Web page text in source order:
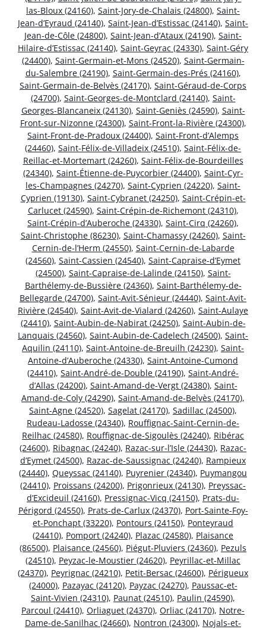
las-Bloux (24160), Saint-Jory-de-Chalais (24800), Saint-
Jean-d’Eyraud (24140), Saint-Jean-d’Estissac (24140), Saint-
Jean-de-Côle (24800), Saint-Jean-d’Ataux (24190), Saint-
Hilaire-d’Estissac (24140), Saint-Geyrac (24330), Saint-Géry
(24400), Saint-Germain-et-Mons (24520), Saint-Germain-
du-Salembre (24190), Saint-Germain-des-Prés (24160),
Saint-Germain-de-Belvès (24170), Saint-Géraud-de-Corps
(24700), Saint-Georges-de-Montclard (24140), Saint-
Georges-Blancaneix (24130), Saint-Geniès (24590), Saint-
Front-sur-Nizonne (24300), Saint-Front-la-Rivière (24300),
Saint-Front-de-Pradoux (24400), Saint-Front-d’Alemps
(24460), Saint-Félix-de-Villadeix (24510), Saint-Félix-de-
Reillac-et-Mortemart (24260), Saint-Félix-de-Bourdeilles
(24340), Saint-Étienne-de-Puycorbier (24400), Saint-Cyr-
les-Champagnes (24270), Saint-Cyprien (24220), Saint-
Cyprien (19130), Saint-Cybranet (24250), Saint-Crépin-et-
Carlucet (24590), Saint-Crépin-de-Richemont (24310),
Saint-Crépin-d’Auberoche (24330), Saint-Cirq (24260),
Saint-Christophe (86230), Saint-Chamassy (24260), Saint-
Cernin-de-l’Herm (24550), Saint-Cernin-de-Labarde
(24560), Saint-Cassien (24540), Saint-Capraise-d’Eymet
(24500), Saint-Capraise-de-Lalinde (24150), Saint-
Barthélemy-de-Bussière (24360), Saint-Barthélemy-de-
Bellegarde (24700), Saint-Avit-Sénieur (24440), Saint-Avit-
Rivière (24540), Saint-Avit-de-Vialard (24260), Saint-Aulaye
(24410), Saint-Aubin-de-Nabirat (24250), Saint-Aubin-de-
Lanquais (24560), Saint-Aubin-de-Cadelech (24500), Saint-
Aquilin (24110), Saint-Antoine-de-Breuilh (24230), Saint-
Antoine-d’Auberoche (24330), Saint-Antoine-Cumond
(24410), Saint-André-de-Double (24190), Saint-André-
d’Allas (24200), Saint-Amand-de-Vergt (24380), Saint-
Amand-de-Coly (24290), Saint-Amand-de-Belvès (24170),
Saint-Agne (24520), Sagelat (24170), Sadillac (24500),
Rudeau-Ladosse (24340), Rouffignac-Saint-Cernin-de-
Reilhac (24580), Rouffignac-de-Sigoulès (24240), Ribérac
(24600), Ribagnac (24240), Razac-sur-l’Isle (24430), Razac-
d’Eymet (24500), Razac-de-Saussignac (24240), Rampieux
(24440), Queyssac (24140), Puyrenier (24340), Puymangou
(24410), Proissans (24200), Prigonrieux (24130), Preyssac-
d’Excideuil (24160), Pressignac-Vicq (24150), Prats-du-
Périgord (24550), Prats-de-Carlux (24370), Port-Sainte-Foy-
et-Ponchapt (33220), Pontours (24150), Ponteyraud
(24410), Pomport (24240), Plazac (24580), Plaisance
(86500), Plaisance (24560), Piégut-Pluviers (24360), Pezuls
(24510), Peyzac-le-Moustier (24620), Peyrillac-et-Millac
(24370), Peyrignac (24210), Petit-Bersac (24600), Périgueux
(24000), Pazayac (24120), Payzac (24270), Paussac-et-
Saint-Vivien (24310), Paunat (24510), Paulin (24590),
Parcoul (24410), Orliaguet (24370), Orliac (24170), Notre-
Dame-de-Sanilhac (24660), Nontron (24300), Nojals-et-